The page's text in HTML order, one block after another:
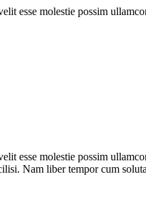
esse molestie possim
esse molestie possim
Nam liber tempor cum